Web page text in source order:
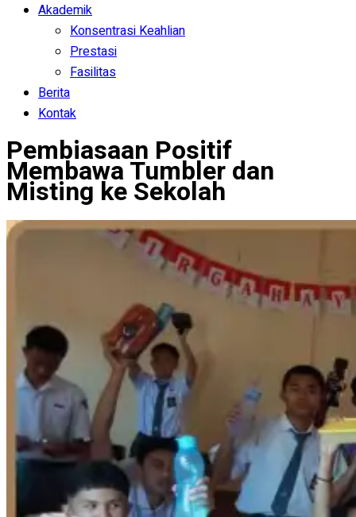
Akademik
Konsentrasi Keahlian
Prestasi
Fasilitas
Berita
Kontak
Pembiasaan Positif
Membawa Tumbler dan
Misting ke Sekolah